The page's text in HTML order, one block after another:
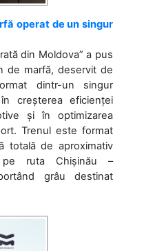
operat de un singur
din Moldova” a pus
de marfă, deservit de
dintr-un singur
creșterea eficienței
și în optimizarea
Trenul este format
totală de aproximativ
ruta Chișinău –
grâu destinat